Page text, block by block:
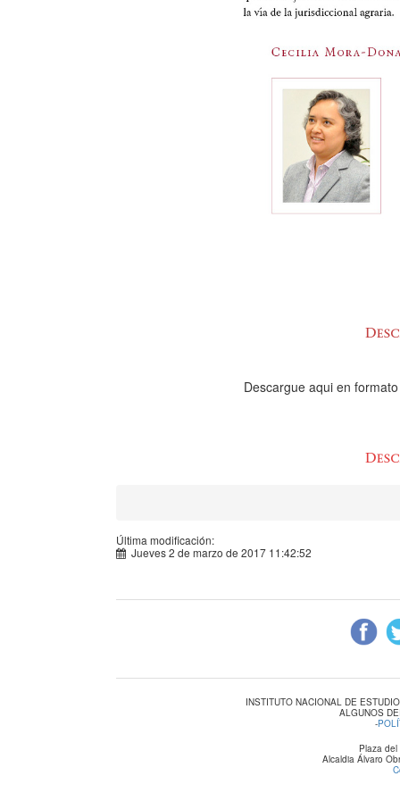
Descargue aqui en
Última modificación:
Jueves 2 de marzo de 2017 11:42:52
INSTITUTO NACIONAL DE
ALGUNOS
-
Plaza
Alcaldia Álvaro